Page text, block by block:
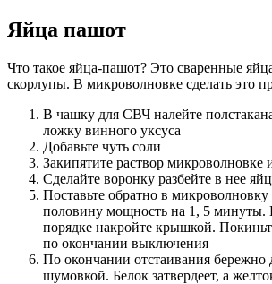
Яйца пашот
Что такое яйца-пашот? Это сваренные
скорлупы. В микроволновке сделать это
В чашку для СВЧ налейте
ложку винного уксуса
Добавьте чуть соли
Закипятите раствор микроволновке
Сделайте воронку разбейте в нее
Поставьте обратно в
половину мощность на 1, 5 минуты.
порядке накройте крышкой.
по окончании выключения
По окончании отстаивания бережно
шумовкой. Белок затвердеет, а